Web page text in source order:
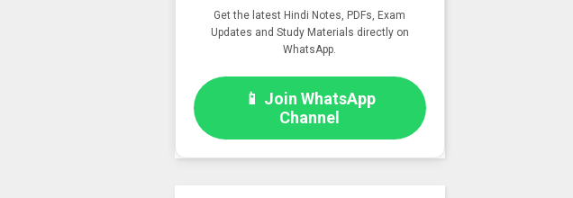
Get the latest Hindi Notes, PDFs, Exam
Updates and Study Materials directly on
WhatsApp.
📱 Join WhatsApp
Channel